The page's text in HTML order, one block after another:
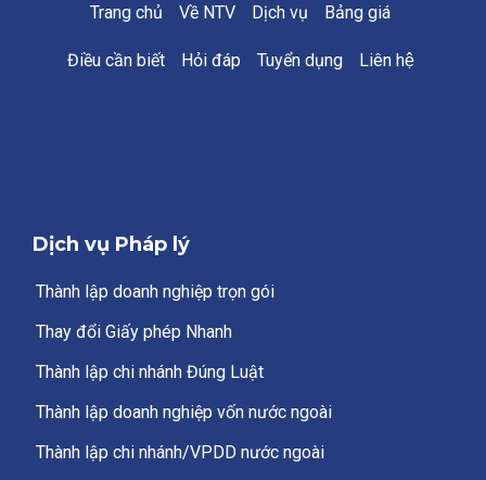
Trang chủ Về NTV Dịch vụ Bảng giá
Điều cần biết Hỏi đáp Tuyển dụng Liên hệ
Dịch vụ Pháp lý
Thành lập doanh nghiệp trọn gói
Thay đổi Giấy phép Nhanh
Thành lập chi nhánh Đúng Luật
Thành lập doanh nghiệp vốn nước ngoài
Thành lập chi nhánh/VPDD nước ngoài